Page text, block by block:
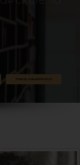
Электронный Каталог